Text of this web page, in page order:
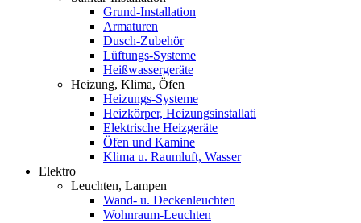
Grund-Installation
Armaturen
Dusch-Zubehör
Lüftungs-Systeme
Heißwassergeräte
Heizung, Klima, Öfen
Heizungs-Systeme
Heizkörper, Heizungsinstallati
Elektrische Heizgeräte
Öfen und Kamine
Klima u. Raumluft, Wasser
Elektro
Leuchten, Lampen
Wand- u. Deckenleuchten
Wohnraum-Leuchten